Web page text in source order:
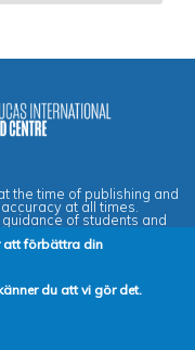
the time of publishing and
at all times.
of students and
or guarantee.
Policy|Anti-Slavery &
Agent Quality
att förbättra din
du att vi gör det.